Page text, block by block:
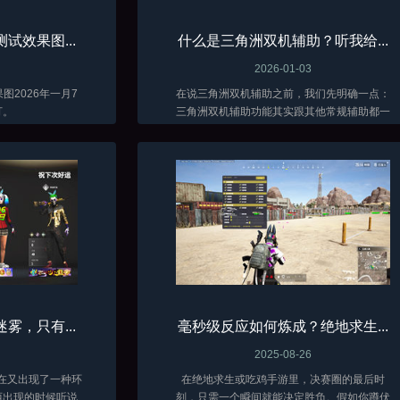
试效果图...
图2026年一月7
什么是三角洲双机辅助？听我给...
2026-01-03
在说三角洲双机辅助之前，我们先明确一点：
三角洲双机辅助功能其实跟其他常规辅助都一
视、自瞄、骨骼显示、人物加速、无限子弹、...
雾，只有...
又出现了一种环
现的时候听说
毫秒级反应如何炼成？绝地求生...
2025-08-26
在绝地求生或吃鸡手游里，决赛圈的最后时
刻，只需一个瞬间就能决定胜负。假如你蹲伏